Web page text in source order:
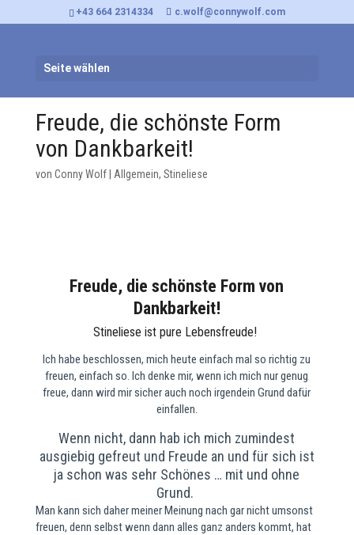
+43 664 2314334 c.wolf@connywolf.com
Seite wählen
Freude, die schönste Form
von Dankbarkeit!
von Conny Wolf| Allgemein, Stineliese
Freude, die schönste Form von
Dankbarkeit!
Stineliese ist pure Lebensfreude!
Ich habe beschlossen, mich heute einfach mal so richtig zu
freuen, einfach so. Ich denke mir, wenn ich mich nur genug
freue, dann wird mir sicher auch noch irgendein Grund dafür
einfallen.
Wenn nicht, dann hab ich mich zumindest
ausgiebig gefreut und Freude an und für sich ist
ja schon was sehr Schönes … mit und ohne
Grund.
Man kann sich daher meiner Meinung nach gar nicht umsonst
freuen, denn selbst wenn dann alles ganz anders kommt, hat